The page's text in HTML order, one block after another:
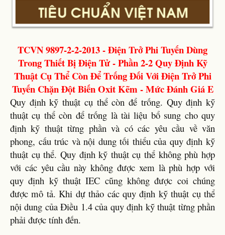
TCVN 9897-2-2-2013 - Điện Trở Phi Tuyến Dùng
Trong Thiết Bị Điện Tử - Phần 2-2 Quy Định Kỹ
Thuật Cụ Thể Còn Để Trống Đối Với Điện Trở Phi
Tuyến Chặn Đột Biến Oxit Kẽm - Mức Đánh Giá E
Quy định kỹ thuật cụ thể còn để trống. Quy định kỹ
thuật cụ thể còn để trống là tài liệu bổ sung cho quy
định kỹ thuật từng phần và có các yêu cầu về văn
phong, cấu trúc và nội dung tối thiểu của quy định kỹ
thuật cụ thể. Quy định kỹ thuật cụ thể không phù hợp
với các yêu cầu này không được xem là phù hợp với
quy định kỹ thuật IEC cũng không được coi chúng
được mô tả. Khi dự thảo các quy định kỹ thuật cụ thể
nội dung của Điều 1.4 của quy định kỹ thuật từng phần
phải được tính đến.